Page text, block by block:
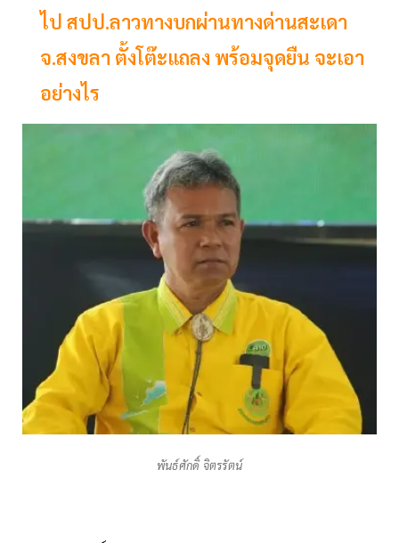
ไป สปป.ลาวทางบกผ่านทางด่านสะเดา
จ.สงขลา ตั้งโต๊ะแถลง พร้อมจุดยืน จะเอา
อย่างไร
พันธ์ศักดิ์ จิตรรัตน์